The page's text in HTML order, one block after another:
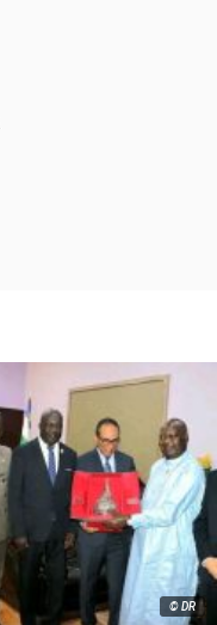
© DR